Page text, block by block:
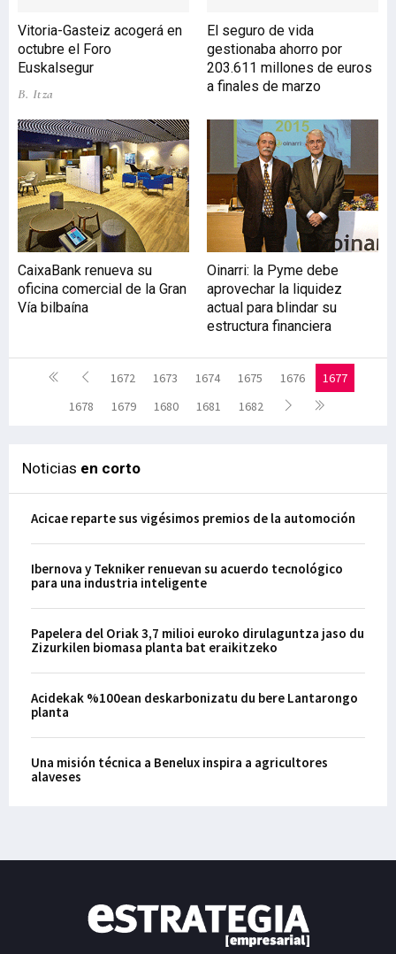
Vitoria-Gasteiz acogerá en
octubre el Foro
Euskalsegur
B. Itza
El seguro de vida
gestionaba ahorro por
203.611 millones de euros
a finales de marzo
CaixaBank renueva su
oficina comercial de la Gran
Vía bilbaína
Oinarri: la Pyme debe
aprovechar la liquidez
actual para blindar su
estructura financiera
1672 1673 1674 1675 1676
1677
1678
1679 1680 1681 1682
Noticias en corto
Acicae reparte sus vigésimos premios de la automoción
Ibernova y Tekniker renuevan su acuerdo tecnológico
para una industria inteligente
Papelera del Oriak 3,7 milioi euroko dirulaguntza jaso du
Zizurkilen biomasa planta bat eraikitzeko
Acidekak %100ean deskarbonizatu du bere Lantarongo
planta
Una misión técnica a Benelux inspira a agricultores
alaveses